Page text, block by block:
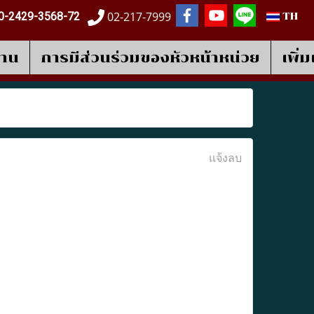
2429-3568-72 02-217-7999 TH
น การมีส่วนร่วมของหัวหน้าหน่วย เพิ่
แจ้งลบ